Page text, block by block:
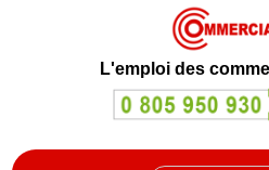
L'emploi des